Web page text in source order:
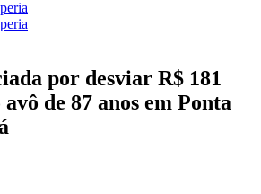
por desviar R$ 181
de 87 anos em Ponta